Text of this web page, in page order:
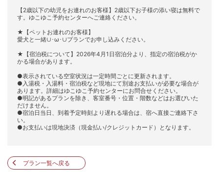
【2歳以下の幼児をお連れのお客様】2歳以下お子様の添い寝は無料で
す。ゆこゆこ予約センターへご連絡ください。
★【ペットお連れのお客様】
愛犬と一緒∪･ω･∪プランでお申し込みください。
★【宿泊税について】2026年4月1日宿泊分より、指定の宿泊税がか
かる場合があります。
●表示されている空室状況は一定時間ごとに更新されます。
●入湯税・入湯料・宿泊税など現地にて別途お支払いが必要な場合が
あります。詳細はゆこゆこ予約センターにお問合せください。
●明記があるプランを除き、客室番号・位置・階数などはお選びいた
だけません。
●宿泊日当日、到着予定時刻より遅れる場合は、宿へ直接ご連絡下さ
い。
●お支払いは現地決済（現金払い/クレジットカード）となります。
プラン一覧へ戻る